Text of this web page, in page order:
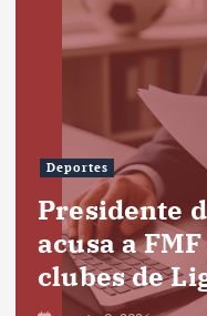
Deportes
Presidente
acusa a
clubes de